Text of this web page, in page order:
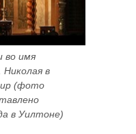
во имя
в
(фото
в Уилтоне)